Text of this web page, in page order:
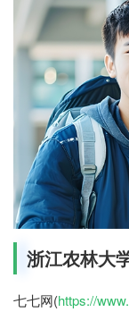
浙江农林大
七七网(https://